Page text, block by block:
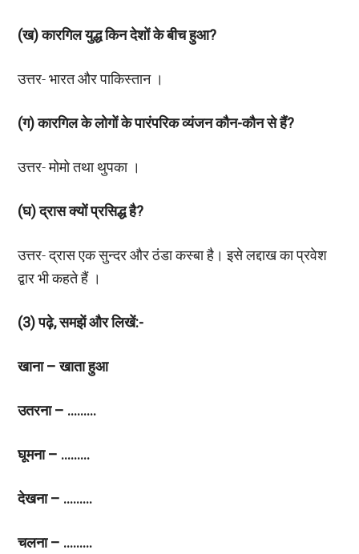
(ख) कारगिल युद्ध किन देशों के बीच हुआ?
उत्तर- भारत और पाकिस्तान ।
(ग) कारगिल के लोगों के पारंपरिक व्यंजन कौन-कौन से हैं?
उत्तर- मोमो तथा थुपका ।
(घ) द्रास क्यों प्रसिद्ध है?
उत्तर- द्रास एक सुन्दर और ठंडा कस्बा है। इसे लद्दाख का प्रवेश
द्वार भी कहते हैं ।
(3) पढ़े, समझें और लिखें:-
खाना – खाता हुआ
उतरना – ………
घूमना – ………
देखना – ………
चलना – ………